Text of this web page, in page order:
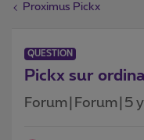
Proximus Pickx
QUESTION
Pickx sur
Forum|Forum|5